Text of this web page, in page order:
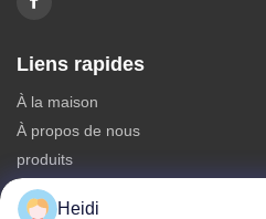
Liens rapides
À la maison
À propos de nous
produits
Nous contacter
Heidi